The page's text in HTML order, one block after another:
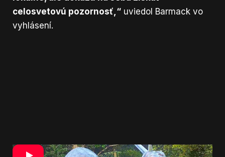
celosvetovú pozornosť,“ uviedol Barmack vo
vyhlásení.
Zo zatiaľ dostupných informácií vyplýva, že